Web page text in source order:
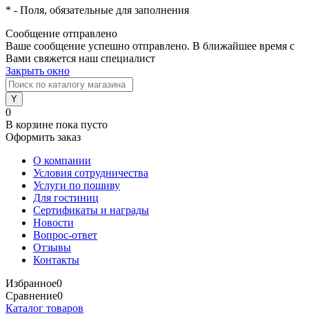
* - Поля, обязательные для заполнения
Сообщение отправлено
Ваше сообщение успешно отправлено. В ближайшее время с
Вами свяжется наш специалист
Закрыть окно
0
В корзине пока пусто
Оформить заказ
О компании
Условия сотрудничества
Услуги по пошиву
Для гостиниц
Сертификаты и награды
Новости
Вопрос-ответ
Отзывы
Контакты
Избранное0
Сравнение0
Каталог товаров